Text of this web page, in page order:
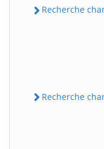
Recherche
Recherche